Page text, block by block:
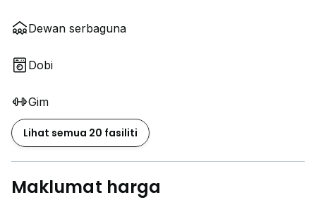
Dewan serbaguna
Dobi
Gim
Lihat semua 20 fasiliti
Maklumat harga